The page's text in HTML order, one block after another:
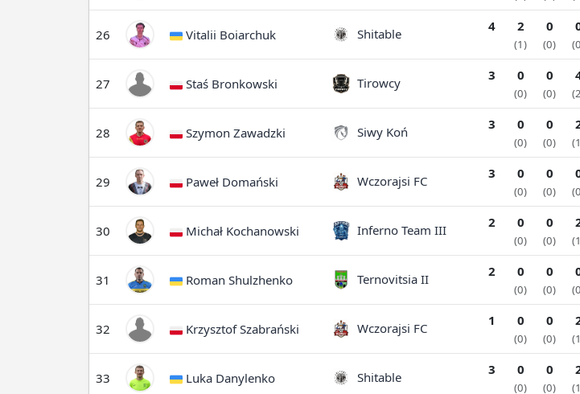
26 Vitalii Boiarchuk Shitable 4 2
(1)
0
(0)
27 Staś Bronkowski Tirowcy 3 0
(0)
0
(0)
28 Szymon Zawadzki Siwy Koń 3 0
(0)
0
(0)
29 Paweł Domański Wczorajsi FC 3 0
(0)
0
(0)
30 Michał Kochanowski Inferno Team III 2 0
(0)
0
(0)
31 Roman Shulzhenko Ternovitsia II 2 0
(0)
0
(0)
32 Krzysztof Szabrański Wczorajsi FC 1 0
(0)
0
(0)
33 Luka Danylenko Shitable 3 0
(0)
0
(0)